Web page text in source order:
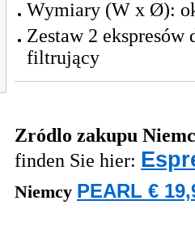
Wymiary (W x Ø):
Zestaw 2 ekspresów
filtrujący
Zródlo zakupu
finden Sie hier:
Niemcy PEARL €